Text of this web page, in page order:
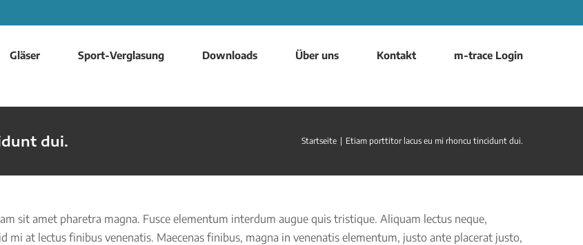
Gläser Sport-Verglasung Downloads Über uns Kontakt m-trace Login
dui. Startseite | Etiam porttitor lacus eu mi rhoncu tincidunt dui.
sit amet pharetra magna. Fusce elementum interdum augue quis tristique. Aliquam lectus neque,
mi at lectus finibus venenatis. Maecenas finibus, magna in venenatis elementum, justo ante placerat justo,